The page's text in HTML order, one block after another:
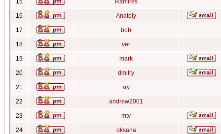
15 Ramires
16 Anatoly
17 bob
18 ver
19 mark
20 dmitry
21 кгу
22 andrew2001
23 mtv
24 oksana